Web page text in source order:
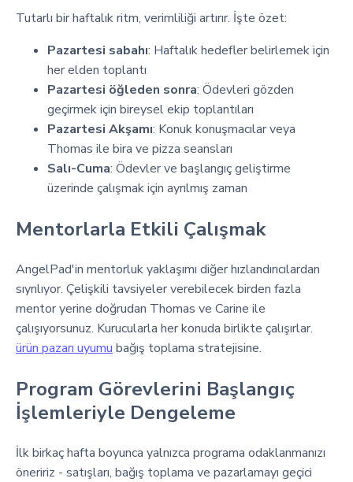
Tutarlı bir haftalık ritm, verimliliği artırır. İşte özet:
Pazartesi sabahı: Haftalık hedefler belirlemek için
her elden toplantı
Pazartesi öğleden sonra: Ödevleri gözden
geçirmek için bireysel ekip toplantıları
Pazartesi Akşamı: Konuk konuşmacılar veya
Thomas ile bira ve pizza seansları
Salı-Cuma: Ödevler ve başlangıç geliştirme
üzerinde çalışmak için ayrılmış zaman
Mentorlarla Etkili Çalışmak
AngelPad'in mentorluk yaklaşımı diğer hızlandırıcılardan
sıyrılıyor. Çelişkili tavsiyeler verebilecek birden fazla
mentor yerine doğrudan Thomas ve Carine ile
çalışıyorsunuz. Kurucularla her konuda birlikte çalışırlar.
ürün pazarı uyumu bağış toplama stratejisine.
Program Görevlerini Başlangıç
İşlemleriyle Dengeleme
İlk birkaç hafta boyunca yalnızca programa odaklanmanızı
öneririz - satışları, bağış toplama ve pazarlamayı geçici